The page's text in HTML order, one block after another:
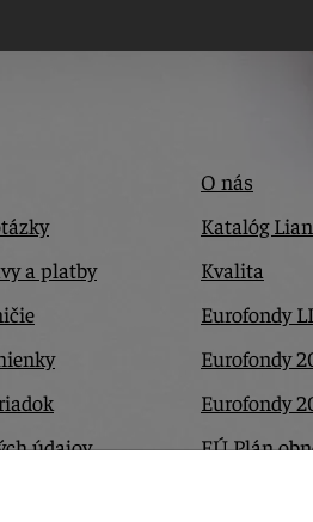
a platby
údajov
O nás
Katalóg
Kvalita
Eurofondy
Eurofondy
Eurofondy
EÚ Plán